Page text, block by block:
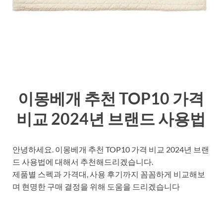
이몽베개 추천 TOP10 가격
비교 2024년 브랜드 사용법
안녕하세요. 이몽베개 추천 TOP10 가격 비교 2024년 브랜
드 사용법에 대해서 추천해드리겠습니다.
제품별 스펙과 가격대, 사용 후기까지 꼼꼼하게 비교해보
며 현명한 구매 결정을 위해 도움을 드리겠습니다